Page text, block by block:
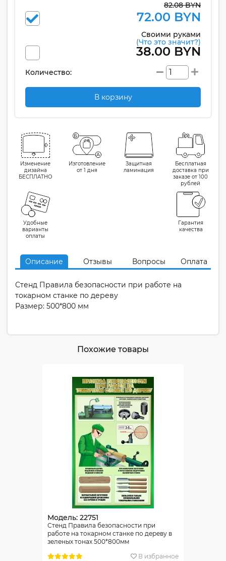
82.08 BYN
72.00 BYN
Своими руками
(Что это значит?)
38.00 BYN
Количество:
В корзину
Изменение
дизайна
БЕСПЛАТНО
Изготовление
от 1 дня
Защитная
ламинация
Бесплатная
доставка при
заказе от 100
рублей
Удобные
варианты
оплаты
Гарантия
качества
Описание Отзывы Вопросы Оплата
Стенд Правила безопасности при работе на
токарном станке по дереву
Размер: 500*800 мм
Похожие товары
Модель: 22751
Стенд Правила безопасности при
работе на токарном станке по дереву в
зеленых тонах 500*800мм
В избранное